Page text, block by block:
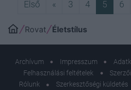
Első Első
« Előző
3 4 5 6
Rovat Életstílus
Archívum Impresszum
Felhasználási feltételek
Rólunk
Szerkesztőségi küldetés